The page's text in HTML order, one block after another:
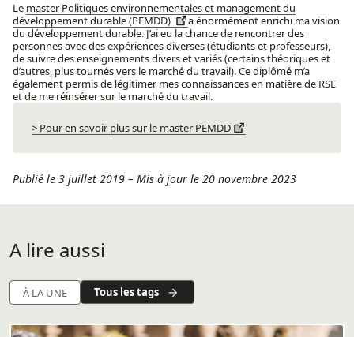
Le master Politiques environnementales et management du
développement durable (PEMDD)
a énormément enrichi ma vision
du développement durable. J’ai eu la chance de rencontrer des
personnes avec des expériences diverses (étudiants et professeurs),
de suivre des enseignements divers et variés (certains théoriques et
d’autres, plus tournés vers le marché du travail). Ce diplômé m’a
également permis de légitimer mes connaissances en matière de RSE
et de me réinsérer sur le marché du travail.
> Pour en savoir plus sur le master PEMDD
Publié le 3 juillet 2019 – Mis à jour le 20 novembre 2023
A lire aussi
À LA UNE Tous les tags